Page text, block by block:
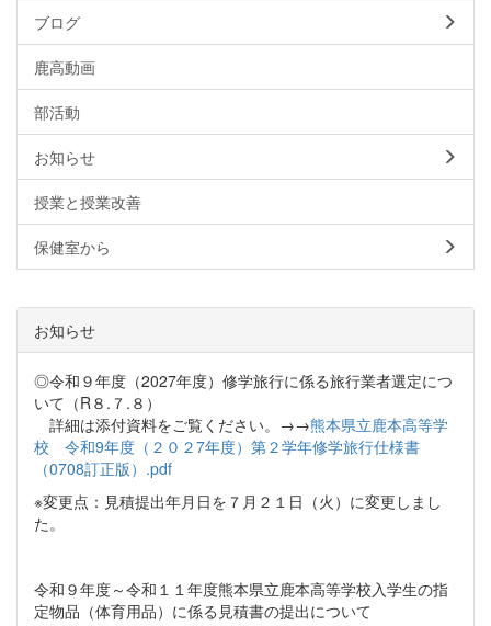
ブログ
鹿高動画
部活動
お知らせ
授業と授業改善
保健室から
お知らせ
◎令和９年度（2027年度）修学旅行に係る旅行業者選定につ
いて（R８.７.８）
詳細は添付資料をご覧ください。→→熊本県立鹿本高等学
校 令和9年度（２０２7年度）第２学年修学旅行仕様書
（0708訂正版）.pdf
※変更点：見積提出年月日を７月２１日（火）に変更しまし
た。
令和９年度～令和１１年度熊本県立鹿本高等学校入学生の指
定物品（体育用品）に係る見積書の提出について